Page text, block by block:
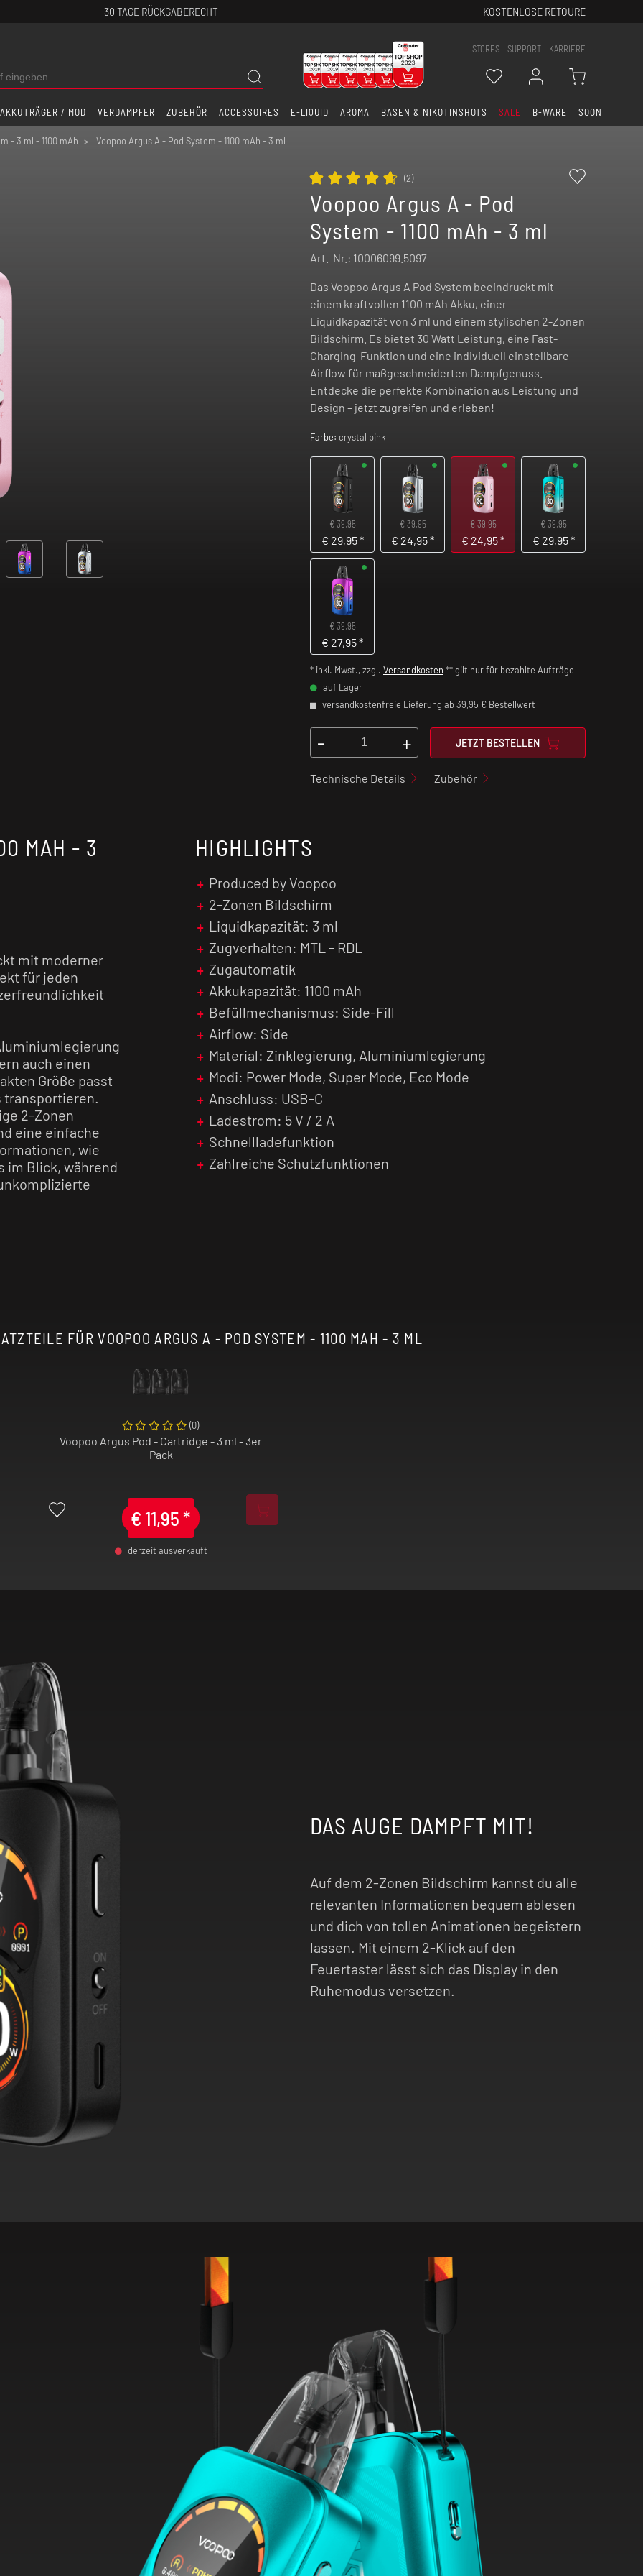
30 TAGE RÜCKGABERECHT KOSTENLOSE RETOURE
STORES SUPPORT KARRIERE
AKKUTRÄGER / MOD VERDAMPFER ZUBEHÖR ACCESSOIRES E-LIQUID AROMA BASEN & NIKOTINSHOTS SALE B-WARE SOON
- 3 ml - 1100 mAh Voopoo Argus A - Pod System - 1100 mAh - 3 ml
(2)
Voopoo Argus A - Pod
System - 1100 mAh - 3 ml
Art.-Nr.: 10006099.5097
Das Voopoo Argus A Pod System beeindruckt mit
einem kraftvollen 1100 mAh Akku, einer
Liquidkapazität von 3 ml und einem stylischen 2-Zonen
Bildschirm. Es bietet 30 Watt Leistung, eine Fast-
Charging-Funktion und eine individuell einstellbare
Airflow für maßgeschneiderten Dampfgenuss.
Entdecke die perfekte Kombination aus Leistung und
Design – jetzt zugreifen und erleben!
Farbe: crystal pink
€ 39,95
€ 29,95*
€ 39,95
€ 24,95*
€ 39,95
€ 24,95*
€ 39,95
€ 29,95*
€ 39,95
€ 27,95*
* inkl. Mwst., zzgl. Versandkosten ** gilt nur für bezahlte Aufträge
auf Lager
versandkostenfreie Lieferung ab 39,95 € Bestellwert
- + JETZT BESTELLEN
Technische Details Zubehör
MAH - 3
mit moderner
für jeden
auch einen
Größe passt
transportieren.
2-Zonen
eine einfache
wie
im Blick, während
Airflow-Regler
von 3 ml und lassen
sein kann. Jetzt
HIGHLIGHTS
Produced by Voopoo
2-Zonen Bildschirm
Liquidkapazität: 3 ml
Zugverhalten: MTL - RDL
Zugautomatik
Akkukapazität: 1100 mAh
Befüllmechanismus: Side-Fill
Airflow: Side
Material: Zinklegierung, Aluminiumlegierung
Modi: Power Mode, Super Mode, Eco Mode
Anschluss: USB-C
Ladestrom: 5 V / 2 A
Schnellladefunktion
Zahlreiche Schutzfunktionen
FÜR VOOPOO ARGUS A - POD SYSTEM - 1100 MAH - 3 ML
€ 11,95*
derzeit ausverkauft
(0)
Voopoo Argus Pod - Cartridge - 3 ml - 3er
Pack
DAS AUGE DAMPFT MIT!
Auf dem 2-Zonen Bildschirm kannst du alle
relevanten Informationen bequem ablesen
und dich von tollen Animationen begeistern
lassen. Mit einem 2-Klick auf den
Feuertaster lässt sich das Display in den
Ruhemodus versetzen.